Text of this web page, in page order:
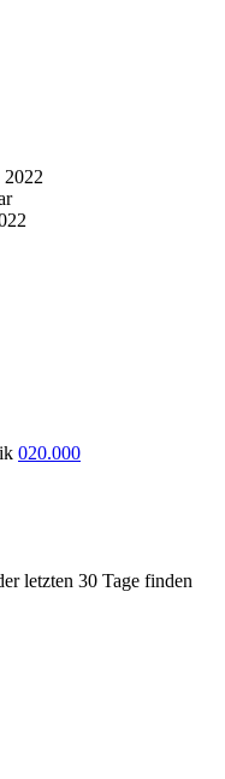
020.000
letzten 30 Tage finden